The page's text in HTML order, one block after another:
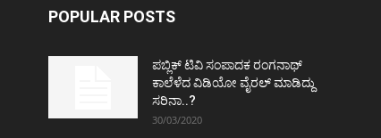
POPULAR POSTS
ಪಬ್ಲಿಕ್ ಟಿವಿ ಸಂಪಾದಕ ರಂಗನಾಥ್
ಕಾಲೆಳೆದ ವಿಡಿಯೋ ವೈರಲ್ ಮಾಡಿದ್ದು
ಸರಿನಾ..?
30/03/2020